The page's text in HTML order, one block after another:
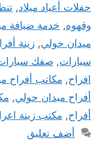
حفلات أعياد ميلاد,
وقهوه, خدمة ضيافة
ميدان حولي, زينة
سيارات, صفك
افراح, مكاتب أفراح
أفراح ميدان حولي,
أفراح, مكتب زينة
أضف تعليق